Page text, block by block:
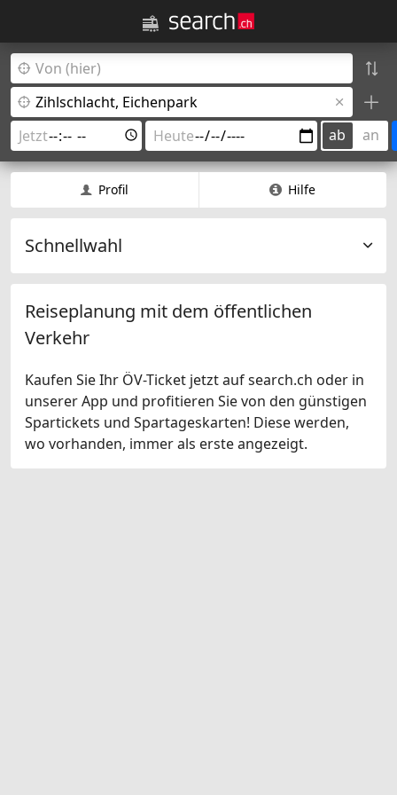
ab an
Profil Hilfe
Schnellwahl
Reiseplanung mit dem öffentlichen
Verkehr
Kaufen Sie Ihr ÖV-Ticket jetzt auf search.ch oder in
unserer App und profitieren Sie von den günstigen
Spartickets und Spartageskarten! Diese werden,
wo vorhanden, immer als erste angezeigt.